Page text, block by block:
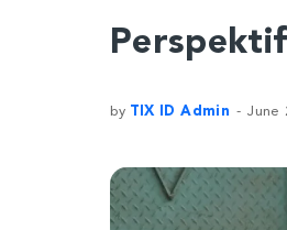
by TIX ID Admin June